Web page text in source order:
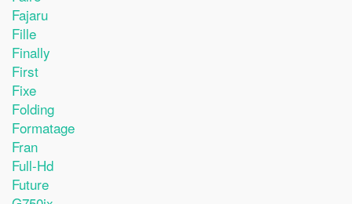
Fajaru
Fille
Finally
First
Fixe
Folding
Formatage
Fran
Full-Hd
Future